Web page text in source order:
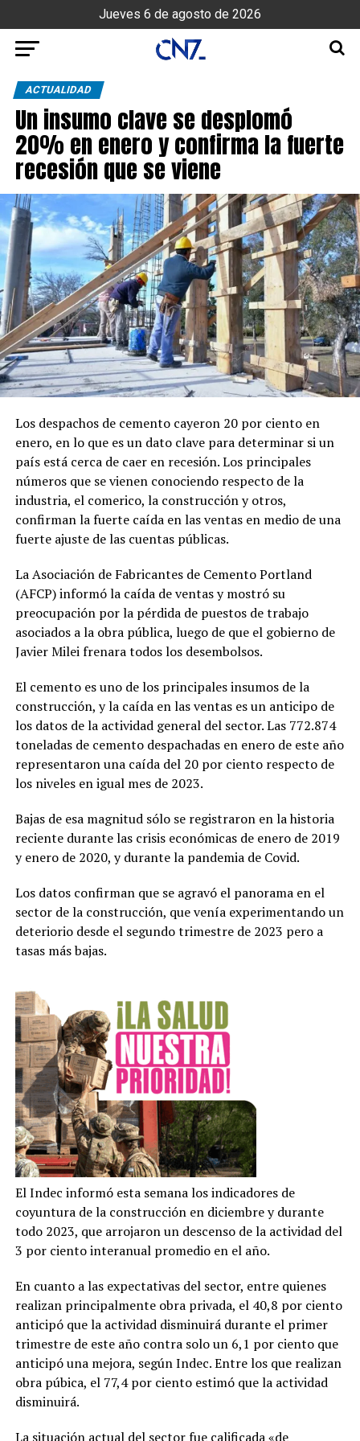
Jueves 6 de agosto de 2026
ACTUALIDAD
Un insumo clave se desplomó
20% en enero y confirma la fuerte
recesión que se viene
Los despachos de cemento cayeron 20 por ciento en
enero, en lo que es un dato clave para determinar si un
país está cerca de caer en recesión. Los principales
números que se vienen conociendo respecto de la
industria, el comerico, la construcción y otros,
confirman la fuerte caída en las ventas en medio de una
fuerte ajuste de las cuentas públicas.
La Asociación de Fabricantes de Cemento Portland
(AFCP) informó la caída de ventas y mostró su
preocupación por la pérdida de puestos de trabajo
asociados a la obra pública, luego de que el gobierno de
Javier Milei frenara todos los desembolsos.
El cemento es uno de los principales insumos de la
construcción, y la caída en las ventas es un anticipo de
los datos de la actividad general del sector. Las 772.874
toneladas de cemento despachadas en enero de este año
representaron una caída del 20 por ciento respecto de
los niveles en igual mes de 2023.
Bajas de esa magnitud sólo se registraron en la historia
reciente durante las crisis económicas de enero de 2019
y enero de 2020, y durante la pandemia de Covid.
Los datos confirman que se agravó el panorama en el
sector de la construcción, que venía experimentando un
deteriorio desde el segundo trimestre de 2023 pero a
tasas más bajas.
El Indec informó esta semana los indicadores de
coyuntura de la construcción en diciembre y durante
todo 2023, que arrojaron un descenso de la actividad del
3 por ciento interanual promedio en el año.
En cuanto a las expectativas del sector, entre quienes
realizan principalmente obra privada, el 40,8 por ciento
anticipó que la actividad disminuirá durante el primer
trimestre de este año contra solo un 6,1 por ciento que
anticipó una mejora, según Indec. Entre los que realizan
obra púbica, el 77,4 por ciento estimó que la actividad
disminuirá.
La situación actual del sector fue calificada «de